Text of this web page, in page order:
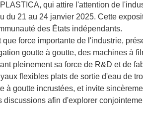
qui attire l'attention de
du 21 au 24 janvier 2025. Cette
des États indépendants.
que force importante de l'industrie,
goutte à goutte, des machines à
pleinement sa force de R&D et de
flexibles plats de sortie d'eau de
à goutte incrustées, et invite
discussions afin d'explorer